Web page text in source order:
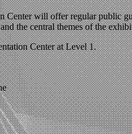
Center will offer regular public
the central themes of the
Center at Level 1.